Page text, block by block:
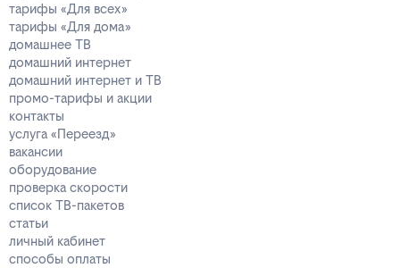
тарифы «Для всех»
тарифы «Для дома»
домашнее ТВ
домашний интернет
домашний интернет и ТВ
промо-тарифы и акции
контакты
услуга «Переезд»
вакансии
оборудование
проверка скорости
список ТВ-пакетов
статьи
личный кабинет
способы оплаты